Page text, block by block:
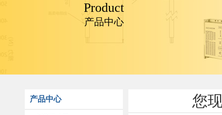
Product
产品中心
产品中心 您